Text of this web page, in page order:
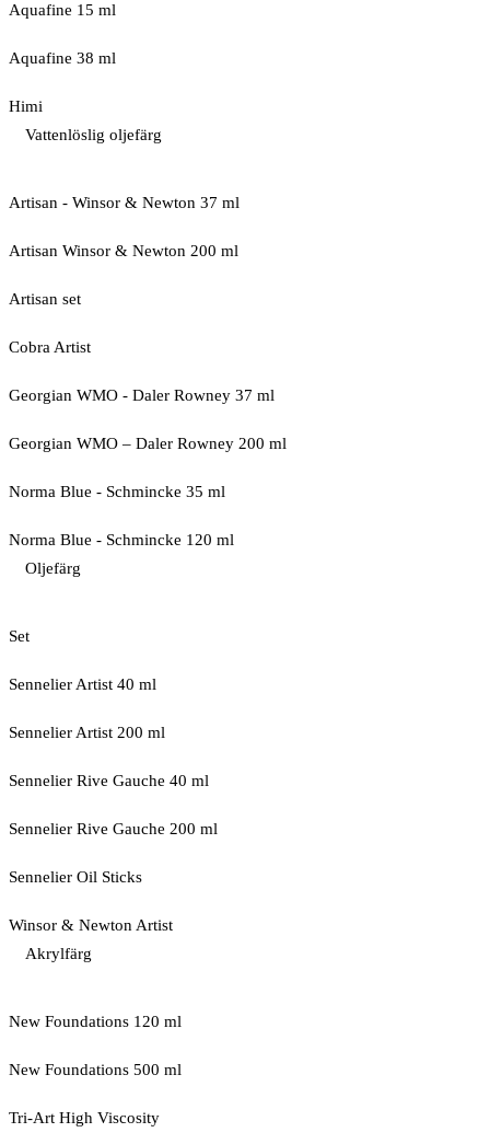
Aquafine 15 ml
Aquafine 38 ml
Himi
Vattenlöslig oljefärg
Artisan - Winsor & Newton 37 ml
Artisan Winsor & Newton 200 ml
Artisan set
Cobra Artist
Georgian WMO - Daler Rowney 37 ml
Georgian WMO – Daler Rowney 200 ml
Norma Blue - Schmincke 35 ml
Norma Blue - Schmincke 120 ml
Oljefärg
Set
Sennelier Artist 40 ml
Sennelier Artist 200 ml
Sennelier Rive Gauche 40 ml
Sennelier Rive Gauche 200 ml
Sennelier Oil Sticks
Winsor & Newton Artist
Akrylfärg
New Foundations 120 ml
New Foundations 500 ml
Tri-Art High Viscosity